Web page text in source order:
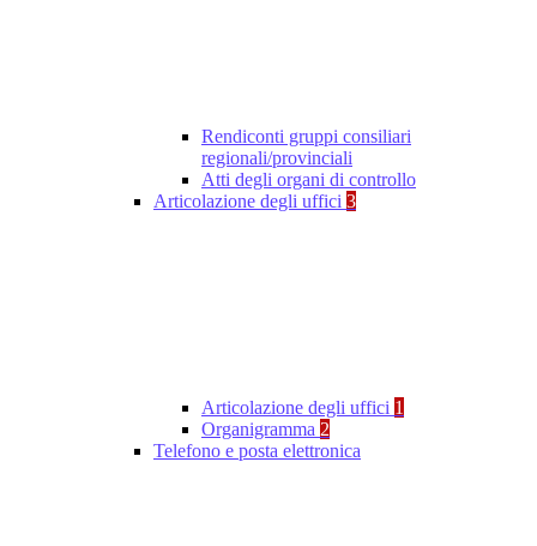
Rendiconti gruppi consiliari
regionali/provinciali
Atti degli organi di controllo
Articolazione degli uffici 3
Articolazione degli uffici 1
Organigramma 2
Telefono e posta elettronica